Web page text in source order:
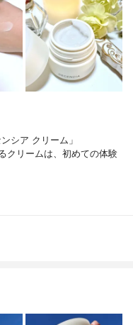
シア クリーム」
クリームは、初めての体験